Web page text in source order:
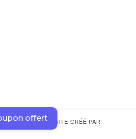
© COPYRIGHT – SITE CRÉÉ PAR
offert